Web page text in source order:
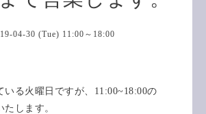
04-30 (Tue) 11:00～18:00
いる火曜日ですが、11:00~18:00の
します。